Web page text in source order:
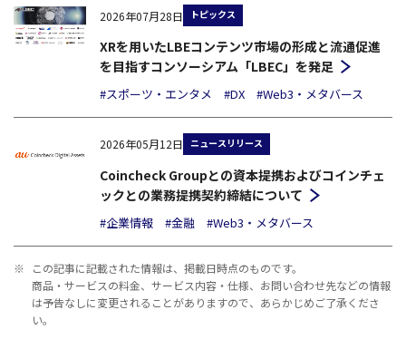
2026年07月28日 トピックス
XRを用いたLBEコンテンツ市場の形成と流通促進
を目指すコンソーシアム「LBEC」を発足
#スポーツ・エンタメ #DX #Web3・メタバース
2026年05月12日 ニュースリリース
Coincheck Groupとの資本提携およびコインチェ
ックとの業務提携契約締結について
#企業情報 #金融 #Web3・メタバース
※
この記事に記載された情報は、掲載日時点のものです。
商品・サービスの料金、サービス内容・仕様、お問い合わせ先などの情報
は予告なしに変更されることがありますので、あらかじめご了承くださ
い。